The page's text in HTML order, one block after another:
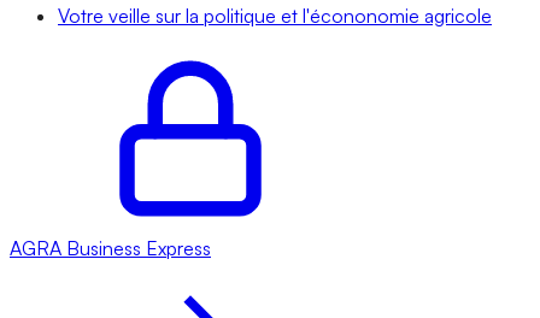
Votre veille sur la politique et l'écononomie agricole
AGRA Business Express